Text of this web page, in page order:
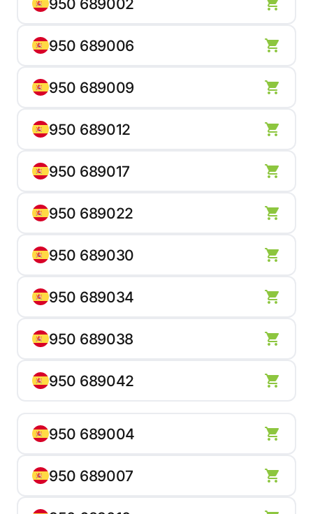
950 689002
950 689006
950 689009
950 689012
950 689017
950 689022
950 689030
950 689034
950 689038
950 689042
950 689004
950 689007